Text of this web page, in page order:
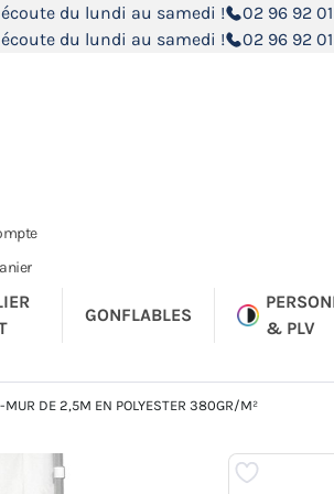
du lundi au samedi ! 02 96 92
du lundi au samedi !
02 96 92
GONFLABLES
& PLV
MUR DE 2,5M EN POLYESTER 380GR/M²